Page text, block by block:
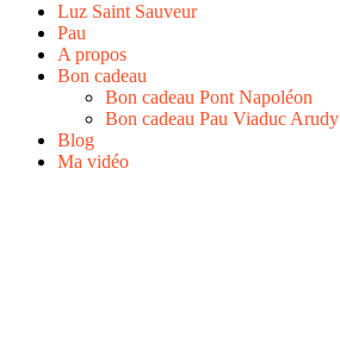
Luz Saint Sauveur
Pau
A propos
Bon cadeau
Bon cadeau Pont Napoléon
Bon cadeau Pau Viaduc Arudy
Blog
Ma vidéo